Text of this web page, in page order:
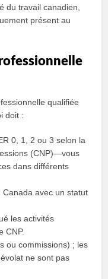
du travail canadien,
présent au
qualifiée
doit :
0, 1, 2 ou 3 selon la
(CNP)—vous
dans différents
avec un statut
les activités
CNP.
ou commissions) ; les
ne sont pas